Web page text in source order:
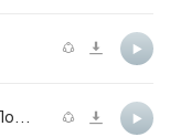
Вот Кто-То В Горку Прет, Потея